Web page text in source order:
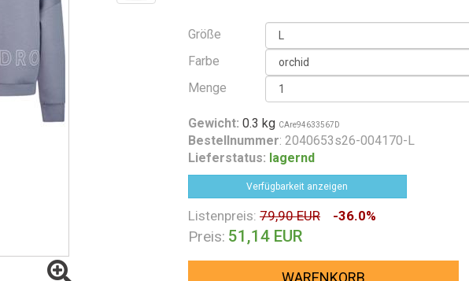
Größe
Farbe
Menge
Gewicht: 0.3 kg CAre94633567D
Bestellnummer: 2040653s26-004170-L
Lieferstatus: lagernd
Verfügbarkeit anzeigen
Listenpreis: 79,90 EUR -36.0%
Preis: 51,14 EUR
WARENKORB